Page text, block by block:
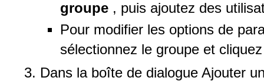
groupe , puis ajoutez des
Pour modifier les options de
sélectionnez le groupe et
Dans la boîte de dialogue Ajouter